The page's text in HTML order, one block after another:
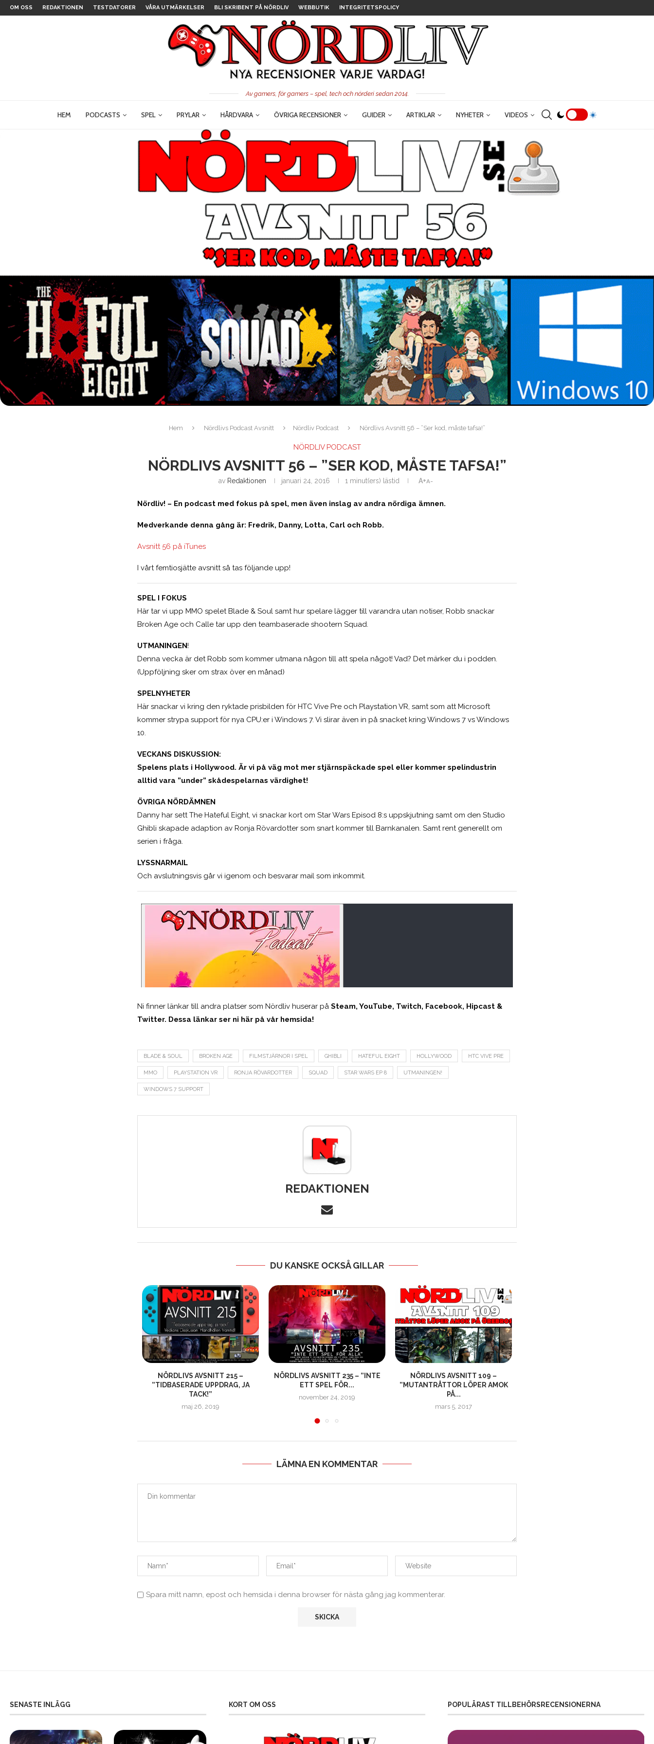
OM OSS REDAKTIONEN TESTDATORER VÅRA UTMÄRKELSER BLI SKRIBENT PÅ NÖRDLIV WEBBUTIK INTEGRITETSPOLICY
Av gamers, för gamers – spel, tech och nörderi sedan 2014.
HEM PODCASTS SPEL PRYLAR HÅRDVARA ÖVRIGA RECENSIONER GUIDER ARTIKLAR NYHETER VIDEOS
Hem Nördlivs Podcast Avsnitt Nördliv Podcast Nördlivs Avsnitt 56 – ”Ser kod, måste tafsa!”
NÖRDLIV PODCAST
NÖRDLIVS AVSNITT 56 – ”SER KOD, MÅSTE TAFSA!”
av Redaktionen januari 24, 2016 1 minut(ers) lästid A+A-
Nördliv! – En podcast med fokus på spel, men även inslag av andra nördiga ämnen.
Medverkande denna gång är: Fredrik, Danny, Lotta, Carl och Robb.
Avsnitt 56 på iTunes
I vårt femtiosjätte avsnitt så tas följande upp!
SPEL I FOKUS
Här tar vi upp MMO spelet Blade & Soul samt hur spelare lägger till varandra utan notiser, Robb snackar
Broken Age och Calle tar upp den teambaserade shootern Squad.
UTMANINGEN!
Denna vecka är det Robb som kommer utmana någon till att spela något! Vad? Det märker du i podden.
(Uppföljning sker om strax över en månad)
SPELNYHETER
Här snackar vi kring den ryktade prisbilden för HTC Vive Pre och Playstation VR, samt som att Microsoft
kommer strypa support för nya CPU:er i Windows 7. Vi slirar även in på snacket kring Windows 7 vs Windows
10.
VECKANS DISKUSSION:
Spelens plats i Hollywood. Är vi på väg mot mer stjärnspäckade spel eller kommer spelindustrin
alltid vara ”under” skådespelarnas värdighet!
ÖVRIGA NÖRDÄMNEN
Danny har sett The Hateful Eight, vi snackar kort om Star Wars Episod 8:s uppskjutning samt om den Studio
Ghibli skapade adaption av Ronja Rövardotter som snart kommer till Barnkanalen. Samt rent generellt om
serien i fråga.
LYSSNARMAIL
Och avslutningsvis går vi igenom och besvarar mail som inkommit.
Ni finner länkar till andra platser som Nördliv huserar på Steam, YouTube, Twitch, Facebook, Hipcast &
Twitter. Dessa länkar ser ni här på vår hemsida!
BLADE & SOUL BROKEN AGE FILMSTJÄRNOR I SPEL GHIBLI HATEFUL EIGHT HOLLYWOOD HTC VIVE PRE
MMO PLAYSTATION VR RONJA RÖVARDOTTER SQUAD STAR WARS EP 8 UTMANINGEN!
WINDOWS 7 SUPPORT
REDAKTIONEN
DU KANSKE OCKSÅ GILLAR
NÖRDLIVS AVSNITT 215 –
”TIDBASERADE UPPDRAG, JA
TACK!”
maj 26, 2019
NÖRDLIVS AVSNITT 235 – ”INTE
ETT SPEL FÖR...
november 24, 2019
NÖRDLIVS AVSNITT 109 –
”MUTANTRÅTTOR LÖPER AMOK
PÅ...
mars 5, 2017
LÄMNA EN KOMMENTAR
Spara mitt namn, epost och hemsida i denna browser för nästa gång jag kommenterar.
SENASTE INLÄGG KORT OM OSS POPULÄRAST TILLBEHÖRSRECENSIONERNA